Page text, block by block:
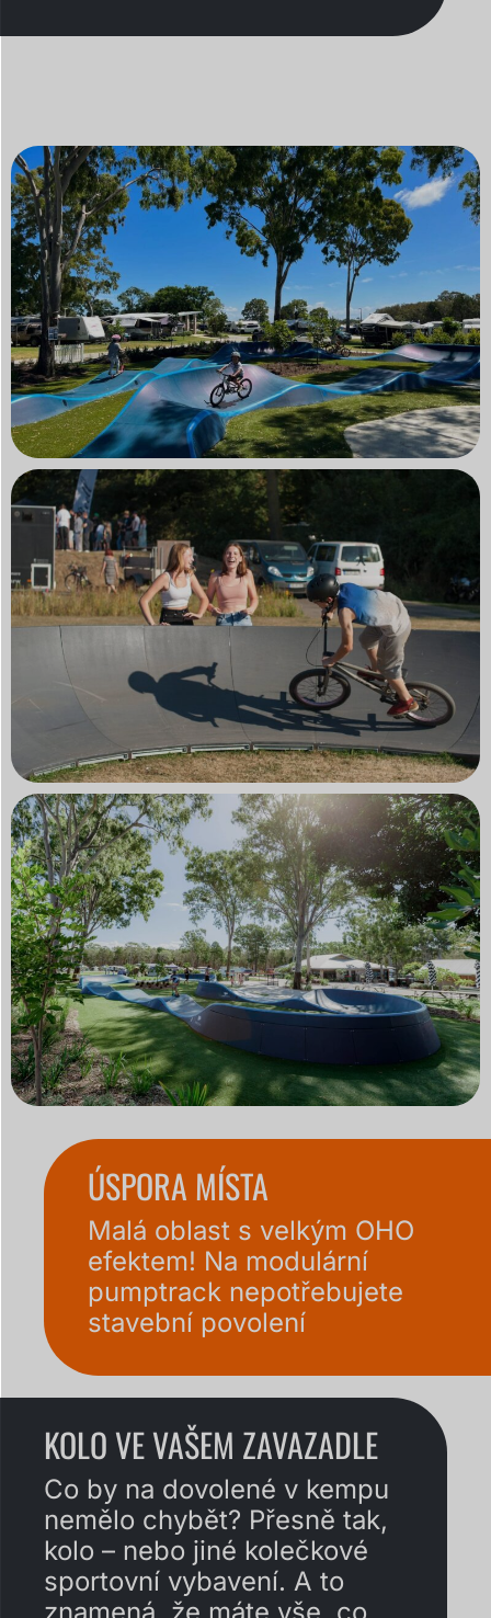
ÚSPORA MÍSTA
Malá oblast s velkým OHO
efektem! Na modulární
pumptrack nepotřebujete
stavební povolení
KOLO VE VAŠEM ZAVAZADLE
Co by na dovolené v kempu
nemělo chybět? Přesně tak,
kolo – nebo jiné kolečkové
sportovní vybavení. A to